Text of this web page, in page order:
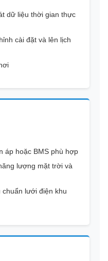
dữ liệu thời gian thực
cài đặt và lên lịch
áp hoặc BMS phù hợp
lượng mặt trời và
lưới điện khu